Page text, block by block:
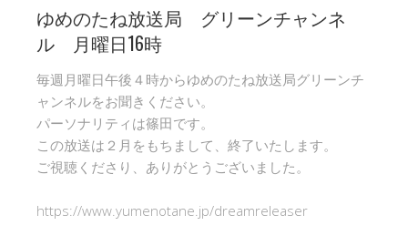
ゆめのたね放送局 グリーンチャンネ
ル 月曜日16時
毎週月曜日午後４時からゆめのたね放送局グリーンチ
ャンネルをお聞きください。
パーソナリティは篠田です。
この放送は２月をもちまして、終了いたします。
ご視聴くださり、ありがとうございました。
https://www.yumenotane.jp/dreamreleaser